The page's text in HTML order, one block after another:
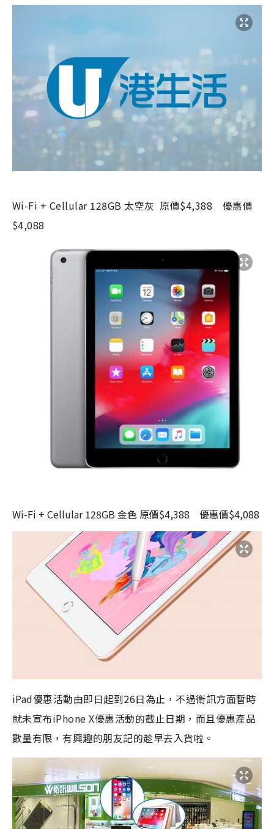
Wi-Fi + Cellular 128GB 太空灰 原價$4,388 優惠價
$4,088
Wi-Fi + Cellular 128GB 金色 原價$4,388 優惠價$4,088
iPad優惠活動由即日起到26日為止，不過衛訊方面暫時
就未宣布iPhone X優惠活動的截止日期，而且優惠產品
數量有限，有興趣的朋友記的趁早去入貨啦。